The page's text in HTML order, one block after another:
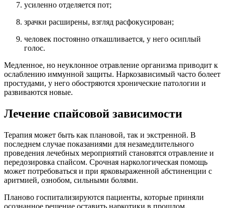
усиленно отделяется пот;
зрачки расширены, взгляд расфокусирован;
человек постоянно откашливается, у него осиплый
голос.
Медленное, но неуклонное отравление организма приводит к
ослаблению иммунной защиты. Наркозависимый часто болеет
простудами, у него обостряются хронические патологии и
развиваются новые.
Лечение спайсовой зависимости
Терапия может быть как плановой, так и экстренной. В
последнем случае показаниями для незамедлительного
проведения лечебных мероприятий становятся отравление и
передозировка спайсом. Срочная наркологическая помощь
может потребоваться и при ярковыраженной абстиненции с
аритмией, ознобом, сильными болями.
Планово госпитализируются пациенты, которые приняли